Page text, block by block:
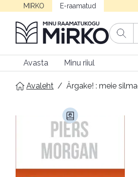
MIRKO E-raamatud
Avasta Minu riiul
Avaleht / Ärgake! : meie